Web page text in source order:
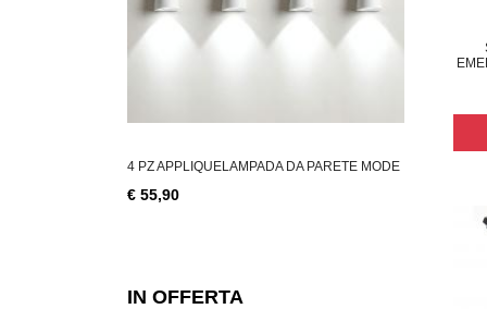
4 PZ APPLIQUELAMPADA DA PARETE MODE
€ 55,90
IN OFFERTA